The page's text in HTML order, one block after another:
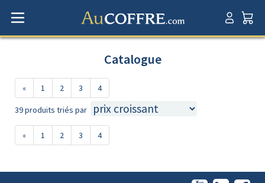
Catalogue
« 1 2 3 4
39 produits triés par
« 1 2 3 4